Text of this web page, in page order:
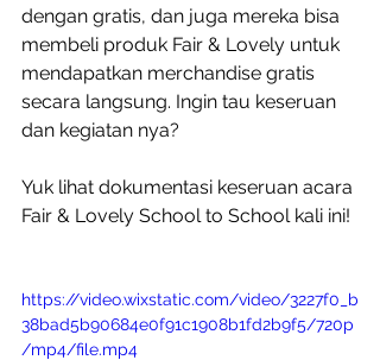
dengan gratis, dan juga mereka bisa
membeli produk Fair & Lovely untuk
mendapatkan merchandise gratis
secara langsung. Ingin tau keseruan
dan kegiatan nya?
Yuk lihat dokumentasi keseruan acara
Fair & Lovely School to School kali ini!
https://video.wixstatic.com/video/3227f0_b
38bad5b90684e0f91c1908b1fd2b9f5/720p
/mp4/file.mp4